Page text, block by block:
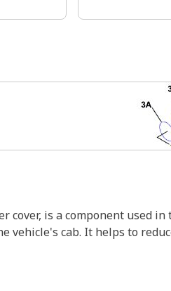
cover, is a component used
cab. It helps to